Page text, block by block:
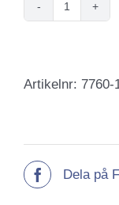
mängd
Artikelnr: 7760-
Dela på